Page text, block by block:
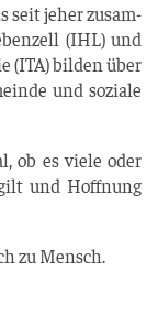
seit jeher zusam­
(IHL) und
(ITA) bil­den über
und sozia­le
ob es vie­le oder
und Hoff­nung
zu Mensch.